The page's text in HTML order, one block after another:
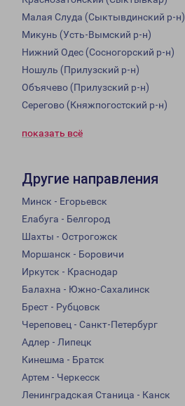
Малая Слуда (Сыктывдинский р-н)
Микунь (Усть-Вымский р-н)
Нижний Одес (Сосногорский р-н)
Ношуль (Прилузский р-н)
Объячево (Прилузский р-н)
Серегово (Княжпогостский р-н)
показать всё
Другие направления
Минск - Егорьевск
Елабуга - Белгород
Шахты - Острогожск
Моршанск - Боровичи
Иркутск - Краснодар
Балахна - Южно-Сахалинск
Брест - Рубцовск
Череповец - Санкт-Петербург
Адлер - Липецк
Кинешма - Братск
Артем - Черкесск
Ленинградская Станица - Канск